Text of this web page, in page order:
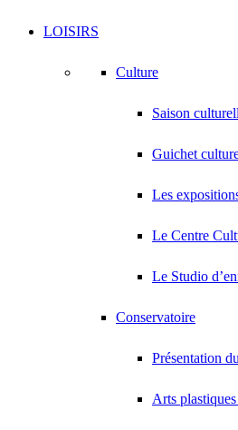
LOISIRS
Culture
Saison
Guichet
Les
Le Centre
Le Studio
Conservatoire
Présentation
Arts